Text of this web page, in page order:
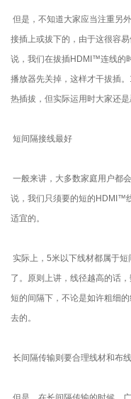
但是，不知道大家应当注重另
接插上或拔下的，由于这很容
说，我们在拔插HDMI™连线的
播放器先关掉，这样才干拔插
热插拔，但实际运用时大家还
短间隔接线最好
一般来讲，大多数家庭用户都
说，我们只须要的短的HDMI™
适宜的。
实际上，5米以下线材都属于
了。原则上讲，线径越高的话
短的间隔下，不论是如许粗细
去的。
长间隔传输则要合理线材和布线